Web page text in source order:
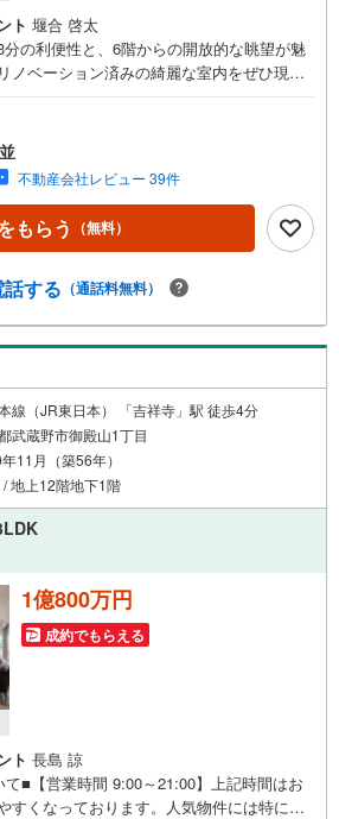
ト 堰合 啓太
の利便性と、6階からの開放的な眺望が魅
ノベーション済みの綺麗な室内をぜひ現地
ー」のご提案。・ 未来に起こるであろうご
をオンライン上でご提案「ミラカレクラ
売却時、ご自宅を綺麗にかつ瀟洒にさせる
テイジングサービス。・ 購入者様へ、税
申告の無料セミナーをご招待いたします。
て◆日時のご希望をお伝えください。（も
の手配が必要な場合がございますのでご容
りますのでお手数ですがご一報ください。
は◆弊社へのご来社、お客様宅へのお迎
待ち合わせ、物件周辺のコンビニ等でお待
ご希望をお伝えください。ご希望条件をお
ら、ご見学希望物件以外の資料も用意して
ろん他の物件も併せてご案内させていただ
不動産会社レビュー 39件
もらう （無料）
話する （通話料無料）
線（JR東日本） 「吉祥寺」駅 徒歩4分
武蔵野市御殿山1丁目
11月（築56年）
地上12階地下1階
1億800万円
成約でもらえる
ト 長島 諒
■【営業時間 9:00～21:00】上記時間はお
すくなっております。人気物件には特に問